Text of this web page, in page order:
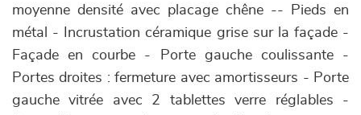
moyenne densité avec placage chêne -- Pieds en
métal - Incrustation céramique grise sur la façade -
Façade en courbe - Porte gauche coulissante -
Portes droites : fermeture avec amortisseurs - Porte
gauche vitrée avec 2 tablettes verre réglables -